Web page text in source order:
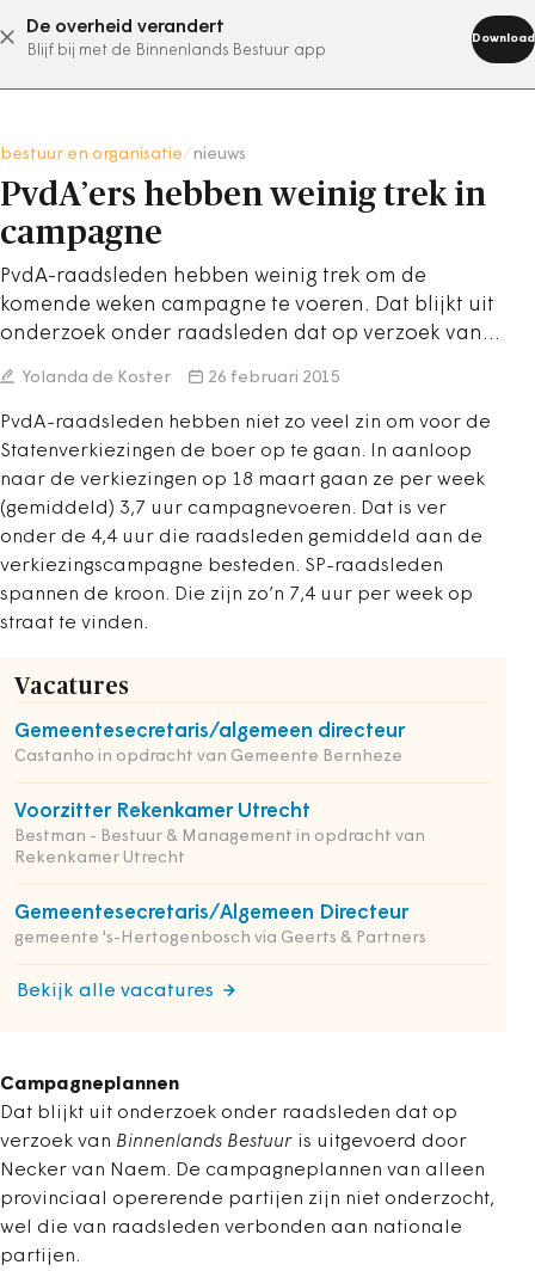
De overheid verandert
Blijf bij met de Binnenlands Bestuur app
Download
abonneer nu
bestuur en organisatie nieuws
PvdA’ers hebben weinig trek in
campagne
PvdA-raadsleden hebben weinig trek om de
komende weken campagne te voeren. Dat blijkt uit
onderzoek onder raadsleden dat op verzoek van…
Yolanda de Koster 26 februari 2015
PvdA-raadsleden hebben niet zo veel zin om voor de
Statenverkiezingen de boer op te gaan. In aanloop
naar de verkiezingen op 18 maart gaan ze per week
(gemiddeld) 3,7 uur campagnevoeren. Dat is ver
onder de 4,4 uur die raadsleden gemiddeld aan de
verkiezingscampagne besteden. SP-raadsleden
spannen de kroon. Die zijn zo’n 7,4 uur per week op
straat te vinden.
Vacatures
Gemeentesecretaris/algemeen directeur
Castanho in opdracht van Gemeente Bernheze
Voorzitter Rekenkamer Utrecht
Bestman - Bestuur & Management in opdracht van
Rekenkamer Utrecht
Gemeentesecretaris/Algemeen Directeur
gemeente 's-Hertogenbosch via Geerts & Partners
Bekijk alle vacatures
Campagneplannen
Dat blijkt uit onderzoek onder raadsleden dat op
verzoek van Binnenlands Bestuur is uitgevoerd door
Necker van Naem. De campagneplannen van alleen
provinciaal opererende partijen zijn niet onderzocht,
wel die van raadsleden verbonden aan nationale
partijen.